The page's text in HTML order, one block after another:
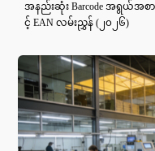
အနည်းဆုံး Barcode အရွယ်အ
င့် EAN လမ်းညွှန် (၂၀၂၆)